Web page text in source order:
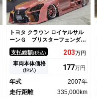
トヨタ クラウン ロイヤルサル
ーンＧ ブリスターフェンダ
ー マゼンタピンクボディ ワ
ンオフエアロ ＷＯＲＫ爆リム
１９インチ ２独エアサス イ
ンテリアペイント オーダーシ
ー
支払総額(税込) 203万円
車両本体価格
(税込) 177万円
年式
2007年
走行距離
335,000km